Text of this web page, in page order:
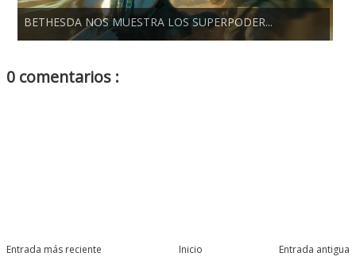
BETHESDA NOS MUESTRA LOS SUPERPODER...
0 comentarios :
Entrada más reciente Entrada antigua
Inicio